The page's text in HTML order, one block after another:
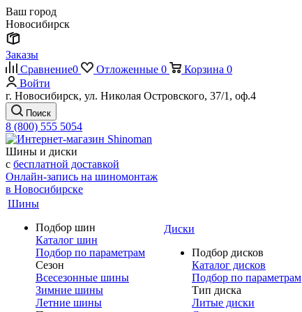
Ваш город
Новосибирск
Заказы
Сравнение0 Отложенные 0 Корзина 0
Войти
г. Новосибирск, ул. Николая Островского, 37/1, оф.4
Поиск
8 (800) 555 5054
Шины и диски
с бесплатной доставкой
Онлайн-запись на шиномонтаж
в Новосибирске
Шины
Подбор шин
Каталог шин
Подбор по параметрам
Сезон
Всесезонные шины
Зимние шины
Летние шины
Диски
Подбор дисков
Каталог дисков
Подбор по параметрам
Тип диска
Литые диски